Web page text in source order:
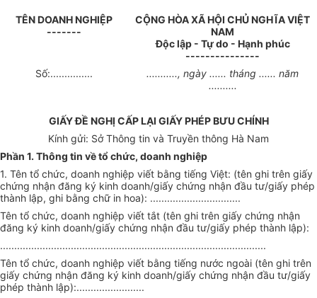
TÊN DOANH NGHIỆP
-------
CỘNG HÒA XÃ HỘI CHỦ NGHĨA VIỆT
NAM
Độc lập - Tự do - Hạnh phúc
---------------
Số:...............
..........., ngày ...... tháng ...... năm
..........
GIẤY ĐỀ NGHỊ CẤP LẠI GIẤY PHÉP BƯU CHÍNH
Kính gửi: Sở Thông tin và Truyền thông Hà Nam
Phần 1. Thông tin về tổ chức, doanh nghiệp
1. Tên tổ chức, doanh nghiệp viết bằng tiếng Việt: (tên ghi trên giấy
chứng nhận đăng ký kinh doanh/giấy chứng nhận đầu tư/giấy phép
thành lập, ghi bằng chữ in hoa): ................................
Tên tổ chức, doanh nghiệp viết tắt (tên ghi trên giấy chứng nhận
đăng ký kinh doanh/giấy chứng nhận đầu tư/giấy phép thành lập):
..............................................................................................
Tên tổ chức, doanh nghiệp viết bằng tiếng nước ngoài (tên ghi trên
giấy chứng nhận đăng ký kinh doanh/giấy chứng nhận đầu tư/giấy
phép thành lập):........................